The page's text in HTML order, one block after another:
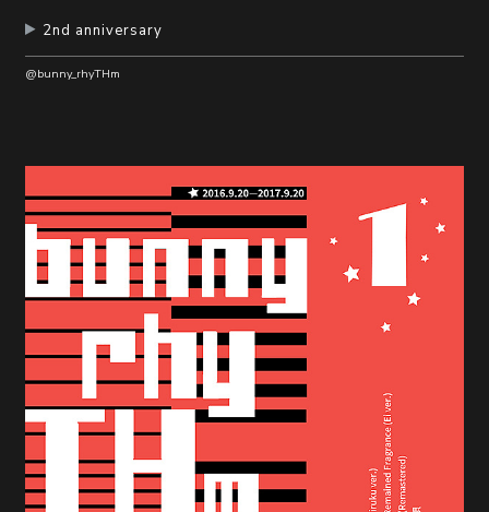
2nd anniversary
@bunny_rhyTHm